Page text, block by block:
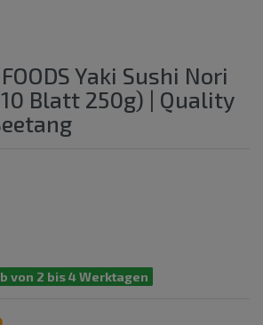
Yaki Sushi Nori
10 Blatt 250g) | Quality
von 2 bis 4 Werktagen